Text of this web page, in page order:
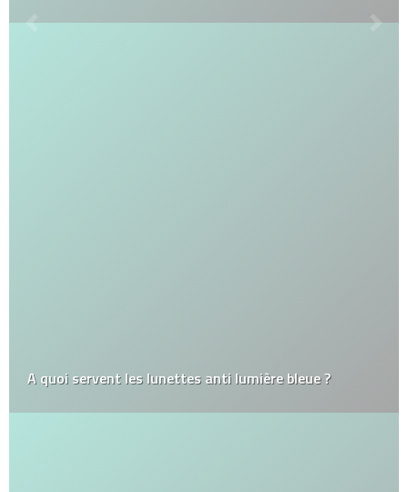
A quoi servent les lunettes anti lumière bleue ?